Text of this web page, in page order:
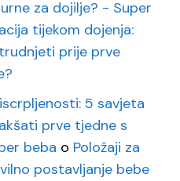
za dojilje? - Super
tijekom dojenja:
prije prve
5 savjeta
prve tjedne s
beba o Položaji za
postavljanje bebe